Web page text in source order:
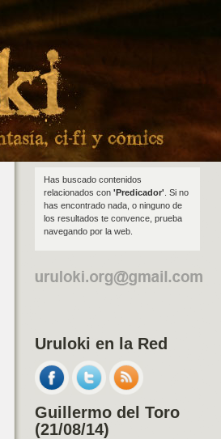
Has buscado contenidos
relacionados con 'Predicador' . Si no
has encontrado nada, o ninguno de
los resultados te convence, prueba
navegando por la web.
Uruloki en la Red
Guillermo del Toro
(21/08/14)